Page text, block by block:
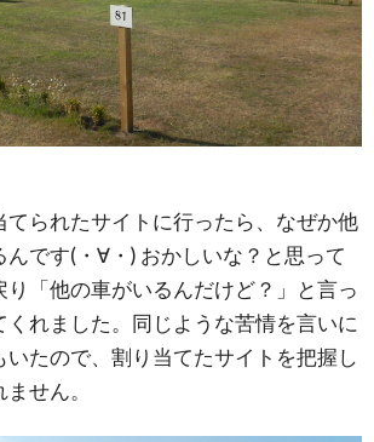
てられたサイトに行ったら、なぜか他
です(・∀・) おかしいな？と思って
り「他の車がいるんだけど？」と言っ
くれました。同じような苦情を言いに
たので、割り当てたサイトを把握し
せん。